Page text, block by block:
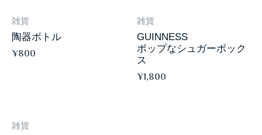
雑貨
陶器ボトル
¥800
雑貨
GUINNESS
ポップなシュガーボック
ス
¥1,800
雑貨